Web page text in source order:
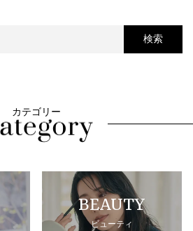
検索
カテゴリー
BEAUTY
ビューティ